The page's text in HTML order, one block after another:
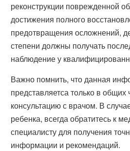
реконструкции поврежденной
достижения полного
предотвращения осложнений,
степени должны получать
наблюдение у
Важно помнить, что данная
представляетса только в общих
консультацию с врачом. В
ребенка, всегда обратитесь к
специалисту для получения
информации и рекомендаций.